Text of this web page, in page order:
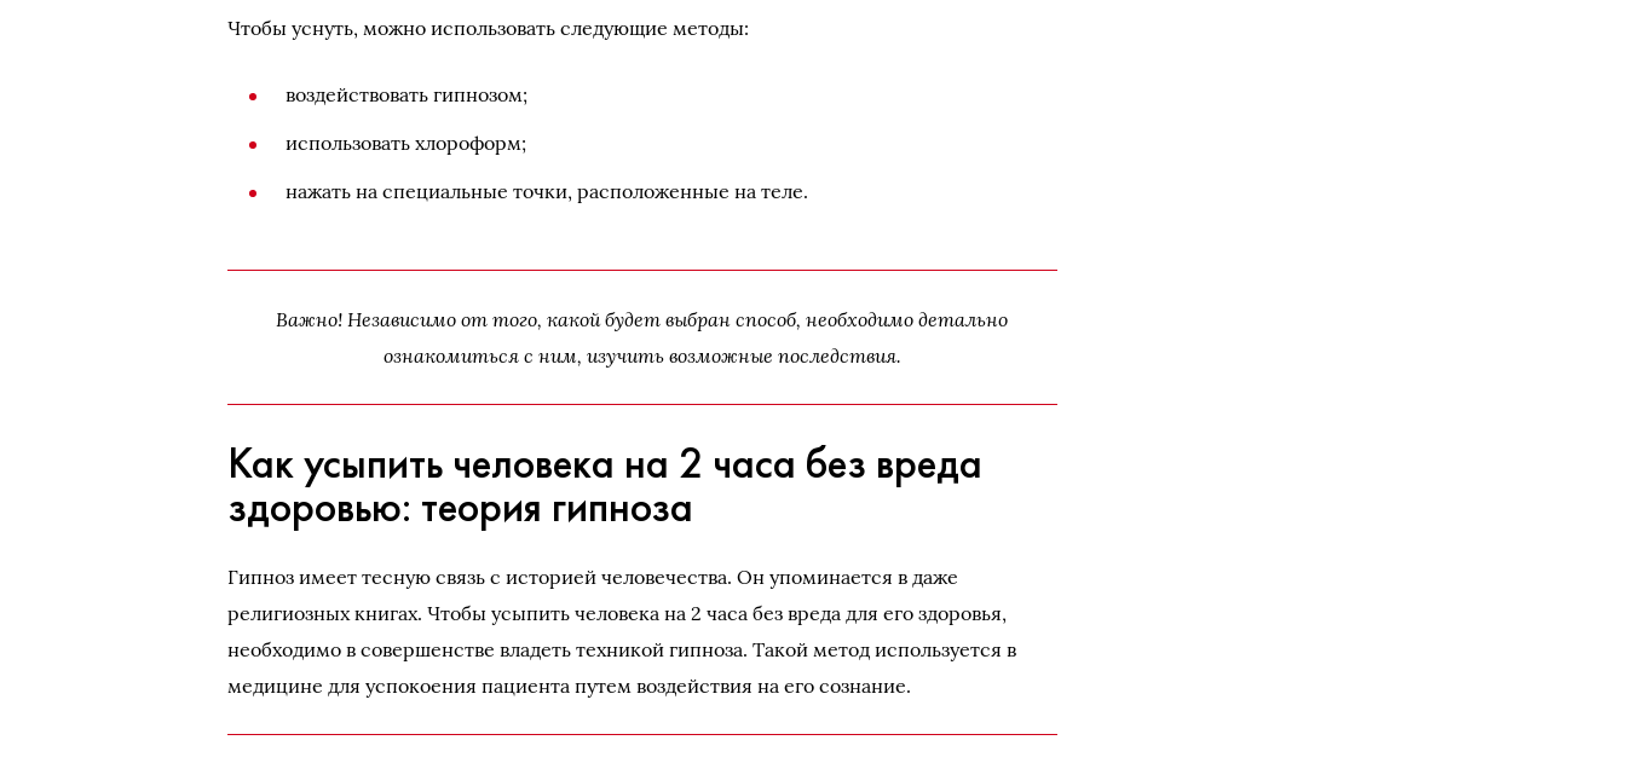
Чтобы уснуть, можно использовать следующие методы:
воздействовать гипнозом;
использовать хлороформ;
нажать на специальные точки, расположенные на теле.
Важно! Независимо от того, какой будет выбран способ, необходимо детально
ознакомиться с ним, изучить возможные последствия.
Как усыпить человека на 2 часа без вреда
здоровью: теория гипноза
Гипноз имеет тесную связь с историей человечества. Он упоминается в даже
религиозных книгах. Чтобы усыпить человека на 2 часа без вреда для его здоровья,
необходимо в совершенстве владеть техникой гипноза. Такой метод используется в
медицине для успокоения пациента путем воздействия на его сознание.